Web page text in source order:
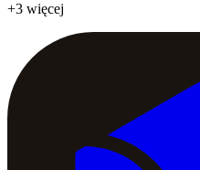
+3 więcej